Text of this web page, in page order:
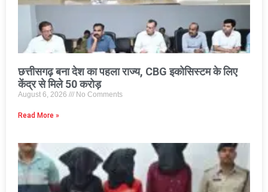
छत्तीसगढ़ बना देश का पहला राज्य, CBG इकोसिस्टम के लिए
केंद्र से मिले 50 करोड़
August 6, 2026 No Comments
Read More »